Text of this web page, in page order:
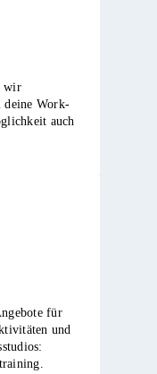
wir
deine Work-
auch
für
und